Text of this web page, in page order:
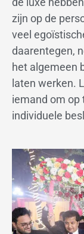
zijn op de
veel
daarentegen,
het algemeen
laten werken.
iemand om op
individuele